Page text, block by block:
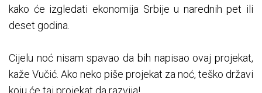
kako će izgledati ekonomija Srbije u narednih pet ili
deset godina.
Cijelu noć nisam spavao da bih napisao ovaj projekat,
kaže Vučić. Ako neko piše projekat za noć, teško državi
koju će taj projekat da razvija!